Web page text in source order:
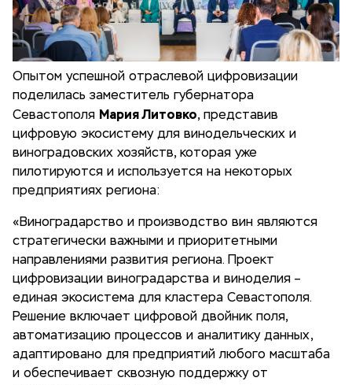
Опытом успешной отраслевой цифровизации
поделилась заместитель губернатора
Севастополя Мария Литовко, представив
цифровую экосистему для винодельческих и
виноградовских хозяйств, которая уже
пилотируются и используется на некоторых
предприятиях региона:
«Виноградарство и производство вин являются
стратегически важными и приоритетными
направлениями развития региона. Проект
цифровизации виноградарства и виноделия –
единая экосистема для кластера Севастополя.
Решение включает цифровой двойник поля,
автоматизацию процессов и аналитику данных,
адаптировано для предприятий любого масштаба
и обеспечивает сквозную поддержку от